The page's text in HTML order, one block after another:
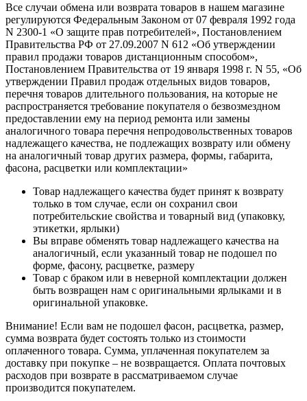
Все случаи обмена или возврата товаров в нашем магазине
регулируются Федеральным Законом от 07 февраля 1992 года
N 2300-1 «О защите прав потребителей», Постановлением
Правительства РФ от 27.09.2007 N 612 «Об утверждении
правил продажи товаров дистанционным способом»,
Постановлением Правительства от 19 января 1998 г. N 55, «Об
утверждении Правил продаж отдельных видов товаров,
перечня товаров длительного пользования, на которые не
распространяется требование покупателя о безвозмездном
предоставлении ему на период ремонта или замены
аналогичного товара перечня непродовольственных товаров
надлежащего качества, не подлежащих возврату или обмену
на аналогичный товар других размера, формы, габарита,
фасона, расцветки или комплектации»
Товар надлежащего качества будет принят к возврату
только в том случае, если он сохранил свои
потребительские свойства и товарный вид (упаковку,
этикетки, ярлыки)
Вы вправе обменять товар надлежащего качества на
аналогичный, если указанный товар не подошел по
форме, фасону, расцветке, размеру
Товар с браком или в неверной комплектации должен
быть возвращен нам с оригинальными ярлыками и в
оригинальной упаковке.
Внимание! Если вам не подошел фасон, расцветка, размер,
сумма возврата будет состоять только из стоимости
оплаченного товара. Сумма, уплаченная покупателем за
доставку при покупке – не возвращается. Оплата почтовых
расходов при возврате в рассматриваемом случае
производится покупателем.